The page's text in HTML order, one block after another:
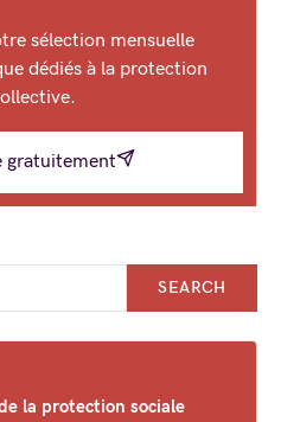
sélection mensuelle
dédiés à la protection
gratuitement
SEARCH
la protection sociale